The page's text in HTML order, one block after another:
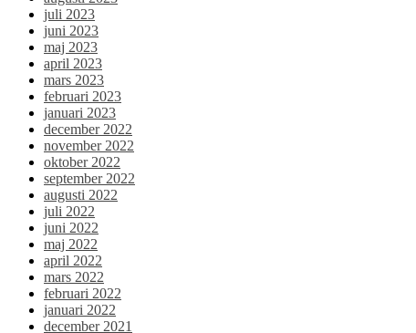
juli 2023
juni 2023
maj 2023
april 2023
mars 2023
februari 2023
januari 2023
december 2022
november 2022
oktober 2022
september 2022
augusti 2022
juli 2022
juni 2022
maj 2022
april 2022
mars 2022
februari 2022
januari 2022
december 2021